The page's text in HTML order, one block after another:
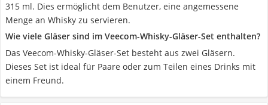
315 ml. Dies ermöglicht dem Benutzer, eine angemessene
Menge an Whisky zu servieren.
Wie viele Gläser sind im Veecom-Whisky-Gläser-Set enthalten?
Das Veecom-Whisky-Gläser-Set besteht aus zwei Gläsern.
Dieses Set ist ideal für Paare oder zum Teilen eines Drinks mit
einem Freund.